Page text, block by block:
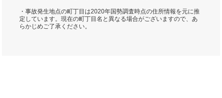
・事故発生地点の町丁目は2020年国勢調査時点の住所情報を元に推
定しています。現在の町丁目名と異なる場合がございますので、あ
らかじめご了承ください。